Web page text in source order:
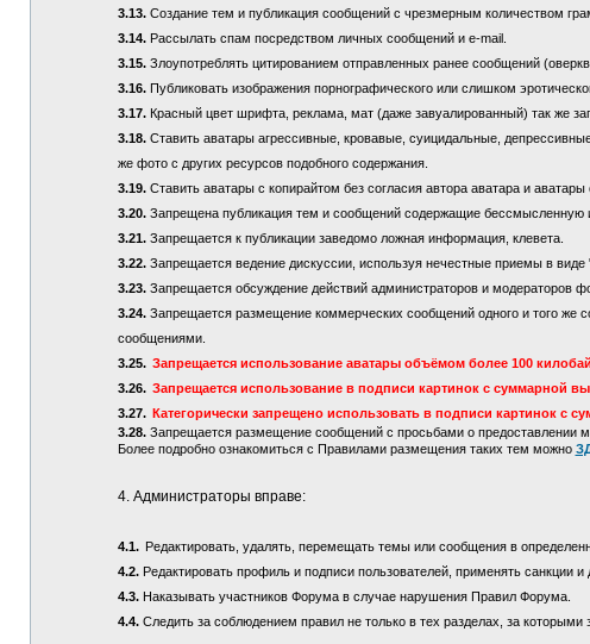
3.13.Создание тем и публикация сообщений с чрезмерным количеством
3.14.Рассылать спам посредством личных сообщений и e-mail.
3.15.Злоупотреблять цитированием отправленных ранее сообщений
3.16.Публиковать изображения порнографического или слишком
3.17.Красный цвет шрифта, реклама, мат (даже завуалированный) так же
3.18.Ставить аватары агрессивные, кровавые, суицидальные,
же фото с других ресурсов подобного содержания.
3.19.Ставить аватары с копирайтом без согласия автора аватара и
3.20.Запрещена публикация тем и сообщений содержащие
3.21.Запрещается к публикации заведомо ложная информация, клевета.
3.22.Запрещается ведение дискуссии, используя нечестные приемы в
3.23.Запрещается обсуждение действий администраторов и модераторов
3.24.Запрещается размещение коммерческих сообщений одного и того же
сообщениями.
3.25. Запрещается использование аватары объёмом более 100
3.26. Запрещается использование в подписи картинок с суммарной
3.27. Категорически запрещено использовать в подписи картинок с
3.28. Запрещается размещение сообщений с просьбами о предоставлении
Более подробно ознакомиться с Правилами размещения таких тем можно
4. Администраторы вправе:
4.1. Редактировать, удалять, перемещать темы или сообщения в
4.2.Редактировать профиль и подписи пользователей, применять
4.3.Наказывать участников Форума в случае нарушения Правил Форума.
4.4.Следить за соблюдением правил не только в тех разделах, за которыми